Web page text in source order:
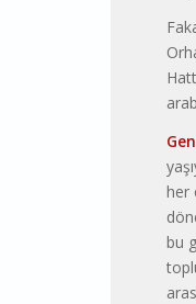
her
bu